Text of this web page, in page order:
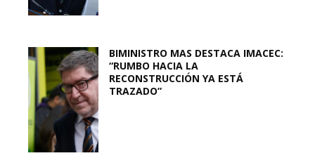
BIMINISTRO MAS DESTACA IMACEC:
“RUMBO HACIA LA
RECONSTRUCCIÓN YA ESTÁ
TRAZADO”